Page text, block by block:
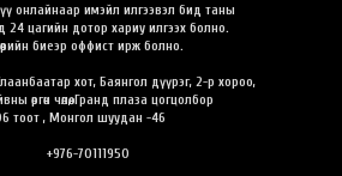
онлайнаар имэйл илгээвэл бид таны
24 цагийн дотор хариу илгээх болно.
биеэр оффист ирж болно.
хот, Баянгол дүүрэг, 2-р хороо,
өргөн чөлөө, Гранд плаза цогцолбор
тоот , Монгол шуудан -46
+976-70111950